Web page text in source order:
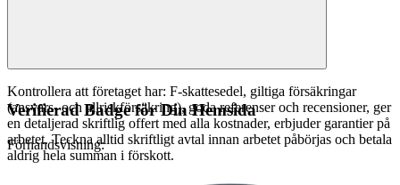
Kontrollera att företaget har: F-skattesedel, giltiga försäkringar
(ansvars- och allriskförsäkring), goda referenser och recensioner, ger
en detaljerad skriftlig offert med alla kostnader, erbjuder garantier på
arbetet. Teckna alltid skriftligt avtal innan arbetet påbörjas och betala
aldrig hela summan i förskott.
Verifierad Badge för Din Hemsida
Förhandsvisning: